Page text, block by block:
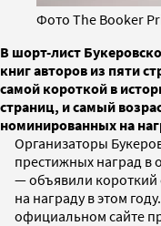
Фото The Booker
В шорт-лист
книг авторов из пяти
самой короткой в
страниц, и самый
номинированных на
Организаторы
престижных наград в
— объявили короткий
на награду в этом
официальном сайте